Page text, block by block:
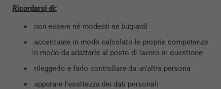
Ricordarsi di:
non essere né modesti né bugiardi
accentuare in modo calcolato le proprie competenze
in modo da adattarle al posto di lavoro in questione
rileggerlo e farlo controllare da un’altra persona
appurare l’esattezza dei dati personali